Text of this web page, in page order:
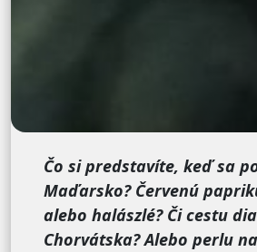
Čo si predstavíte, keď sa
Maďarsko? Červenú
alebo halászlé? Či cestu
Chorvátska? Alebo perlu